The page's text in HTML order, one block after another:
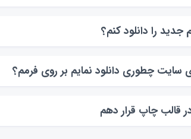
را دانلود کنم؟
سایت چطوری دانلود نمایم بر روی فرمم؟
قالب چاپ قرار دهم